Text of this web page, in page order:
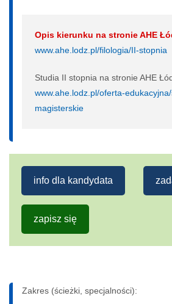
Opis kierunku na stronie AHE
www.ahe.lodz.pl/filologia/II-stopnia
Studia II stopnia na stronie AHE
www.ahe.lodz.pl/oferta-
magisterskie
info dla kandydata
zapisz się
Zakres (ścieżki, specjalności):